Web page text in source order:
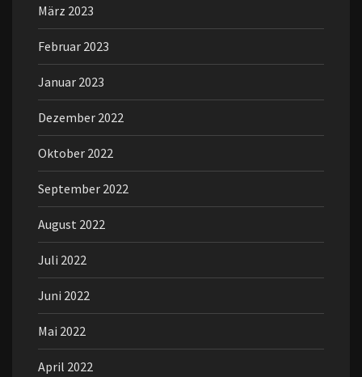
März 2023
Februar 2023
Januar 2023
Dezember 2022
Oktober 2022
September 2022
August 2022
Juli 2022
Juni 2022
Mai 2022
April 2022